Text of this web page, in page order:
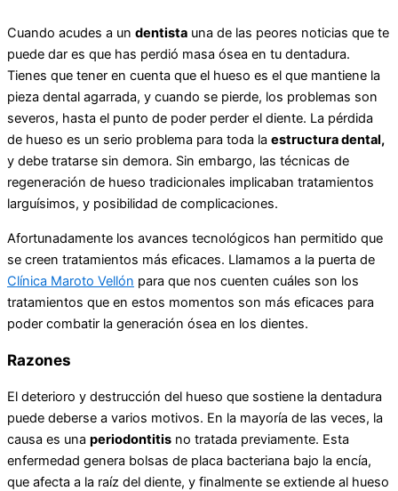
Cuando acudes a un dentista una de las peores noticias que te
puede dar es que has perdió masa ósea en tu dentadura.
Tienes que tener en cuenta que el hueso es el que mantiene la
pieza dental agarrada, y cuando se pierde, los problemas son
severos, hasta el punto de poder perder el diente. La pérdida
de hueso es un serio problema para toda la estructura dental,
y debe tratarse sin demora. Sin embargo, las técnicas de
regeneración de hueso tradicionales implicaban tratamientos
larguísimos, y posibilidad de complicaciones.
Afortunadamente los avances tecnológicos han permitido que
se creen tratamientos más eficaces. Llamamos a la puerta de
Clínica Maroto Vellón para que nos cuenten cuáles son los
tratamientos que en estos momentos son más eficaces para
poder combatir la generación ósea en los dientes.
Razones
El deterioro y destrucción del hueso que sostiene la dentadura
puede deberse a varios motivos. En la mayoría de las veces, la
causa es una periodontitis no tratada previamente. Esta
enfermedad genera bolsas de placa bacteriana bajo la encía,
que afecta a la raíz del diente, y finalmente se extiende al hueso